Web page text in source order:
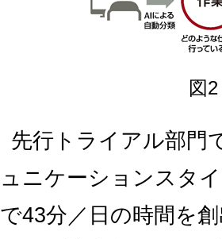
図
先行トライアル部門
ュニケーションスタ
で43分／日の時間を